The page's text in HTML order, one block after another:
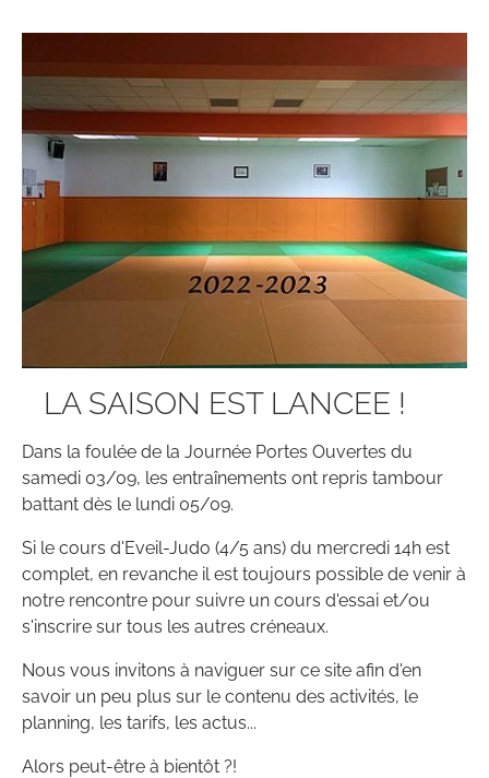
LA SAISON EST LANCEE !
Dans la foulée de la Journée Portes Ouvertes du
samedi 03/09, les entraînements ont repris tambour
battant dès le lundi 05/09.
Si le cours d'Eveil-Judo (4/5 ans) du mercredi 14h est
complet, en revanche il est toujours possible de venir à
notre rencontre pour suivre un cours d'essai et/ou
s'inscrire sur tous les autres créneaux.
Nous vous invitons à naviguer sur ce site afin d'en
savoir un peu plus sur le contenu des activités, le
planning, les tarifs, les actus...
Alors peut-être à bientôt ?!